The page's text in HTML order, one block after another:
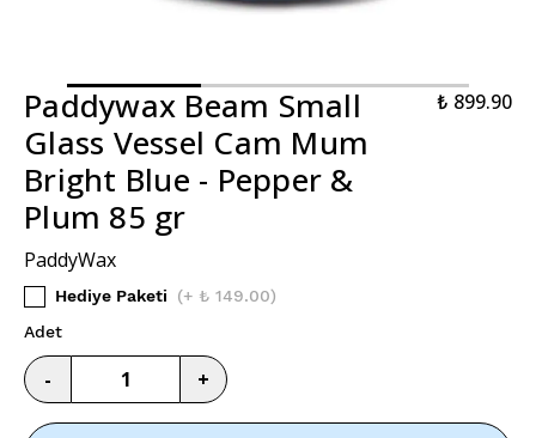
Paddywax Beam Small
Glass Vessel Cam Mum
Bright Blue - Pepper &
Plum 85 gr
₺ 899.90
PaddyWax
Hediye Paketi (+ ₺ 149.00)
Adet
- +